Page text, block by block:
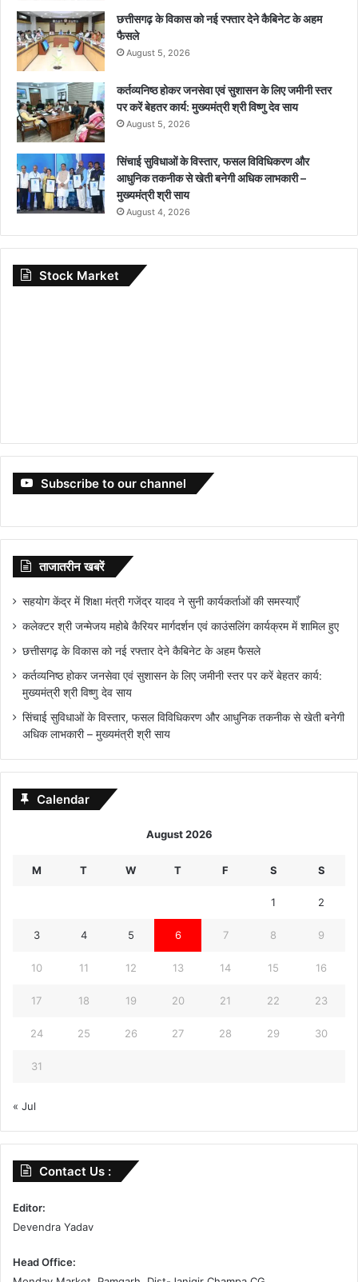
छत्तीसगढ़ के विकास को नई रफ्तार देने कैबिनेट के अहम
फैसले
August 5, 2026
कर्तव्यनिष्ठ होकर जनसेवा एवं सुशासन के लिए जमीनी स्तर
पर करें बेहतर कार्य: मुख्यमंत्री श्री विष्णु देव साय
August 5, 2026
सिंचाई सुविधाओं के विस्तार, फसल विविधिकरण और
आधुनिक तकनीक से खेती बनेगी अधिक लाभकारी –
मुख्यमंत्री श्री साय
August 4, 2026
Stock Market
Subscribe to our channel
ताजातरीन खबरें
सहयोग केंद्र में शिक्षा मंत्री गजेंद्र यादव ने सुनी कार्यकर्ताओं की समस्याएँ
कलेक्टर श्री जन्मेजय महोबे कैरियर मार्गदर्शन एवं काउंसलिंग कार्यक्रम में शामिल हुए
छत्तीसगढ़ के विकास को नई रफ्तार देने कैबिनेट के अहम फैसले
कर्तव्यनिष्ठ होकर जनसेवा एवं सुशासन के लिए जमीनी स्तर पर करें बेहतर कार्य:
मुख्यमंत्री श्री विष्णु देव साय
सिंचाई सुविधाओं के विस्तार, फसल विविधिकरण और आधुनिक तकनीक से खेती बनेगी
अधिक लाभकारी – मुख्यमंत्री श्री साय
Calendar
August 2026
M T W T F S S
1 2
3 4 5 6 7 8 9
10 11 12 13 14 15 16
17 18 19 20 21 22 23
24 25 26 27 28 29 30
31
« Jul
Contact Us :
Editor:
Devendra Yadav
Head Office: